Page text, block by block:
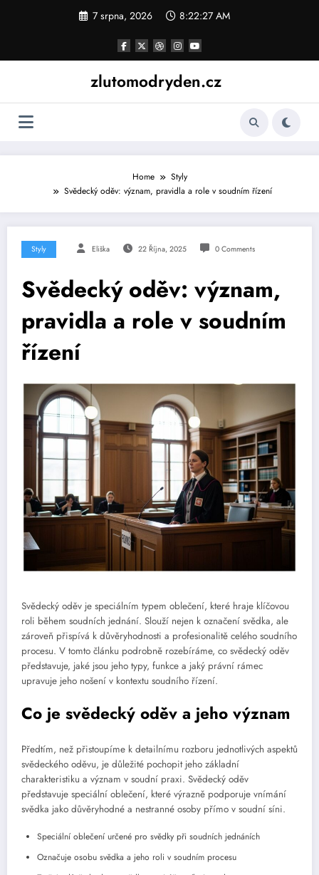
7 srpna, 2026 8:22:28 AM
zlutomodryden.cz
Home
Styly
Svědecký oděv: význam, pravidla a role v soudním řízení
Styly Eliška 22 Října, 2025 0 Comments
Svědecký oděv: význam,
pravidla a role v soudním
řízení
Svědecký oděv je speciálním typem oblečení, které hraje klíčovou
roli během soudních jednání. Slouží nejen k označení svědka, ale
zároveň přispívá k důvěryhodnosti a profesionalitě celého soudního
procesu. V tomto článku podrobně rozebíráme, co svědecký oděv
představuje, jaké jsou jeho typy, funkce a jaký právní rámec
upravuje jeho nošení v kontextu soudního řízení.
Co je svědecký oděv a jeho význam
Předtím, než přistoupíme k detailnímu rozboru jednotlivých aspektů
svědeckého oděvu, je důležité pochopit jeho základní
charakteristiku a význam v soudní praxi. Svědecký oděv
představuje speciální oblečení, které výrazně podporuje vnímání
svědka jako důvěryhodné a nestranné osoby přímo v soudní síni.
Speciální oblečení určené pro svědky při soudních jednáních
Označuje osobu svědka a jeho roli v soudním procesu